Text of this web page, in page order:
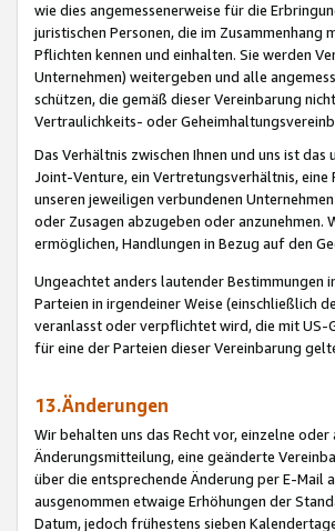
wie dies angemessenerweise für die
juristischen Personen, die im
Pflichten kennen und einhalten. Sie werden
Unternehmen) weitergeben und alle
schützen, die gemäß dieser Vereinbarung
Vertraulichkeits- oder
Das Verhältnis zwischen Ihnen und uns ist
Joint-Venture, ein Vertretungsverhältnis,
unseren jeweiligen verbundenen
oder Zusagen abzugeben oder anzunehmen.
ermöglichen, Handlungen in Bezug auf den
Ungeachtet anders lautender Bestimmungen
Parteien in irgendeiner Weise (einschließlich
veranlasst oder verpflichtet wird, die mit US-
für eine der Parteien dieser Vereinbarung
13.Änderungen
Wir behalten uns das Recht vor, einzelne
Änderungsmitteilung, eine geänderte
über die entsprechende Änderung per E-Mail
ausgenommen etwaige Erhöhungen der
Datum, jedoch frühestens sieben